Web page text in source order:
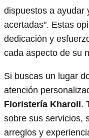
dispuestos a ayudar
acertadas". Estas
dedicación y
cada aspecto de su
Si buscas un lugar
atención
Floristería Kharoll.
sobre sus servicios,
arreglos y